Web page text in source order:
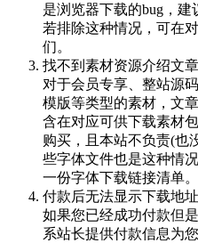
是浏览器下载的bug，建
若排除这种情况，可在
们。
找不到素材资源介绍文
对于会员专享、整站源
模版等类型的素材，文
含在对应可供下载素材
购买，且本站不负责(也
些字体文件也是这种情
一份字体下载链接清单。
付款后无法显示下载地
如果您已经成功付款但
系站长提供付款信息为